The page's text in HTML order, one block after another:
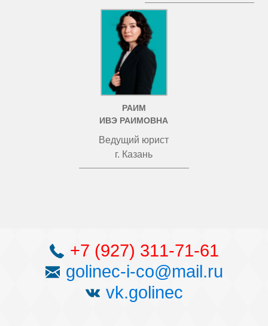
РАИМ
ИВЭ РАИМОВНА
Ведущий юрист
г. Казань
+7 (927) 311-71-61
golinec-i-co@mail.ru
vk.golinec